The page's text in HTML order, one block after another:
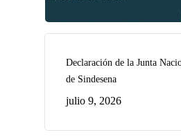
Declaración de la Junta
de Sindesena
julio 9, 2026